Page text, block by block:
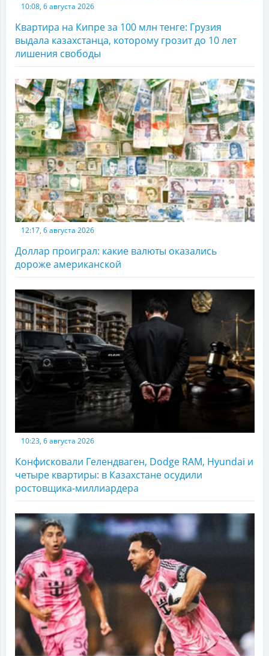
10:08, 6 августа 2026
Квартира на Кипре за 100 млн тенге: Грузия
выдала казахстанца, которому грозит до 10 лет
лишения свободы
12:17, 6 августа 2026
Доллар проиграл: какие валюты оказались
дороже американской
10:23, 6 августа 2026
Конфисковали Гелендваген, Dodge RAM, Hyundai и
четыре квартиры: в Казахстане осудили
ростовщика-миллиардера